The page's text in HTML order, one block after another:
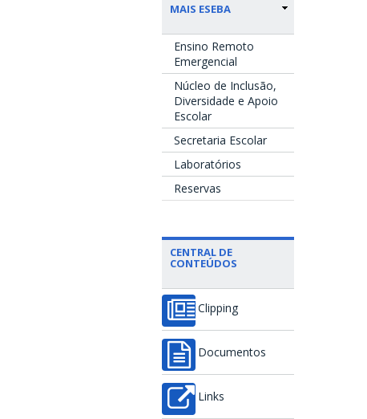
MAIS ESEBA
Ensino Remoto
Emergencial
Núcleo de Inclusão,
Diversidade e Apoio
Escolar
Secretaria Escolar
Laboratórios
Reservas
CENTRAL DE
CONTEÚDOS
Clipping
Documentos
Links